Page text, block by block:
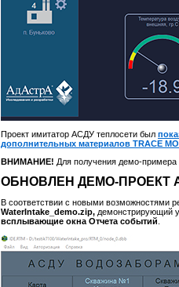
Проект имитатор АСДУ теплосети был
дополнительных материалов TRACE
ВНИМАНИЕ! Для получения демо-примера
ОБНОВЛЕН ДЕМО-ПРОЕКТ
В соответствии с новыми возможностями
WaterIntake_demo.zip, демонстрирующий
всплывающие окна Отчета событий